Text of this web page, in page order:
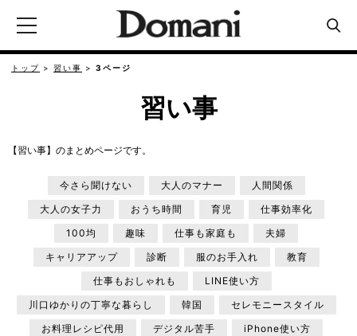
トップ 習い事 3ページ
習い事
【習い事】のまとめページです。
今さら聞けない 大人のマナー
人間関係
大人の女子力
おうち時間 育児
仕事効率化
100均
趣味 仕事も家庭も
夫婦
キャリアアップ
診断 服のお手入れ
教育
仕事もおしゃれも
LINE使い方
川口ゆかりの丁寧な暮らし
韓国
セレモニースタイル
お料理レシピ代用
デジタル苦手
iPhone使い方